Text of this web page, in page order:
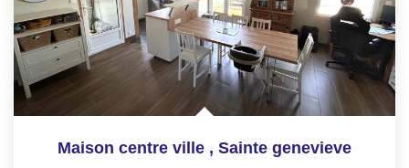
Maison centre ville , Sainte genevieve